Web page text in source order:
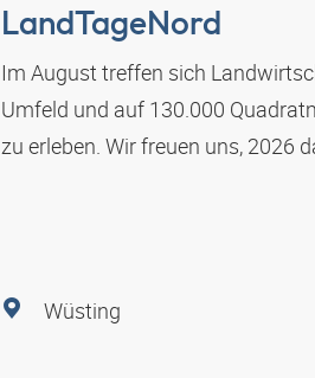
LandTageNord
Im August treffen sich
Umfeld und auf 130.000
zu erleben. Wir freuen uns, 2026
Wüsting